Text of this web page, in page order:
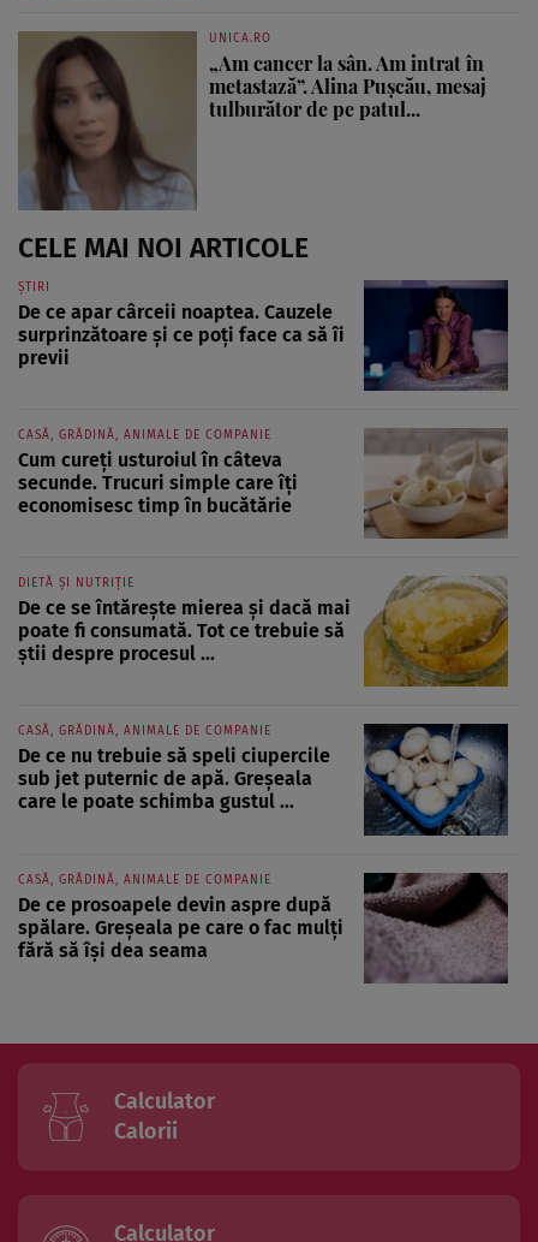
UNICA.RO
„Am cancer la sân. Am intrat în
metastază”. Alina Pușcău, mesaj
tulburător de pe patul...
CELE MAI NOI ARTICOLE
ȘTIRI
De ce apar cârceii noaptea. Cauzele
surprinzătoare și ce poți face ca să îi
previi
CASĂ, GRĂDINĂ, ANIMALE DE COMPANIE
Cum cureți usturoiul în câteva
secunde. Trucuri simple care îți
economisesc timp în bucătărie
DIETĂ ȘI NUTRIȚIE
De ce se întărește mierea și dacă mai
poate fi consumată. Tot ce trebuie să
știi despre procesul ...
CASĂ, GRĂDINĂ, ANIMALE DE COMPANIE
De ce nu trebuie să speli ciupercile
sub jet puternic de apă. Greșeala
care le poate schimba gustul ...
CASĂ, GRĂDINĂ, ANIMALE DE COMPANIE
De ce prosoapele devin aspre după
spălare. Greșeala pe care o fac mulți
fără să își dea seama
Calculator
Calorii
Calculator